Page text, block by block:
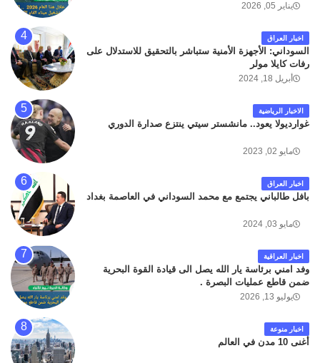
يناير 05, 2026
اخبار العراق
السوداني: الأجهزة الأمنية ستباشر بالتحقيق للاستدلال على
رفات كايلا مولر
أبريل 18, 2024
الاخبار الرياضية
غوارديولا يعود.. مانشستر سيتي ينتزع صدارة الدوري
مايو 02, 2023
اخبار العراق
بافل طالباني يجتمع مع محمد السوداني في العاصمة بغداد
مايو 03, 2024
اخبار العراقية
وفد امني برئاسة يار الله يصل الى قيادة القوة البحرية
ضمن قاطع عمليات البصرة .
يوليو 13, 2026
اخبار منوعة
أغنى 10 مدن في العالم